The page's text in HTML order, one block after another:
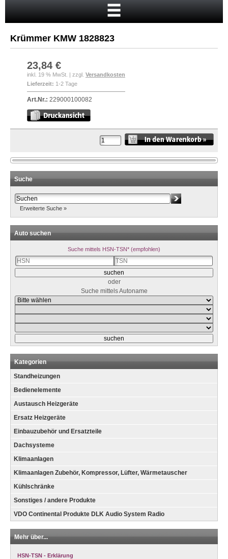
Neukunde?
Kasse
Anmelden
Krümmer KMW 1828823
23,84 €
inkl. 19 % MwSt. | zzgl. Versandkosten
Lieferzeit: 1-2 Tage
Art.Nr.: 229000100082
Suche
Erweiterte Suche »
Auto suchen
Suche mittels HSN-TSN* (empfohlen)
oder
Suche mittels Autoname
Kategorien
Standheizungen
Bedienelemente
Austausch Heizgeräte
Ersatz Heizgeräte
Einbauzubehör und Ersatzteile
Dachsysteme
Klimaanlagen
Klimaanlagen Zubehör, Kompressor, Lüfter, Wärmetauscher
Kühlschränke
Sonstiges / andere Produkte
VDO Continental Produkte DLK Audio System Radio
Mehr über...
HSN-TSN - Erklärung